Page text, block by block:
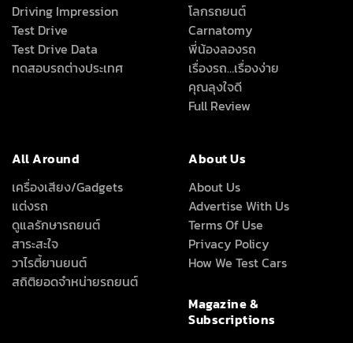
Driving Impression
Test Drive
Test Drive Data
ทดสอบรถต่างประเทศ
โลกรถยนต์
Carnatomy
พี่น้องลองรถ
เรื่องรถ…เรื่องง่าย
คุณลุงใจดี
Full Review
All Around
เครื่องเสียง/Gadgets
แต่งรถ
ดูแลรักษารถยนต์
สาระสะใจ
วาไรตี้ยานยนต์
สถิติยอดจำหน่ายรถยนต์
About Us
About Us
Advertise With Us
Terms Of Use
Privacy Policy
How We Test Cars
Magazine &
Subscriptions